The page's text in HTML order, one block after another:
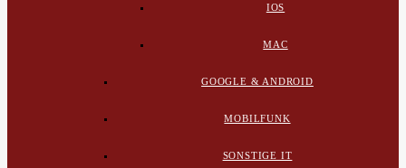
IOS
MAC
GOOGLE & ANDROID
MOBILFUNK
SONSTIGE IT